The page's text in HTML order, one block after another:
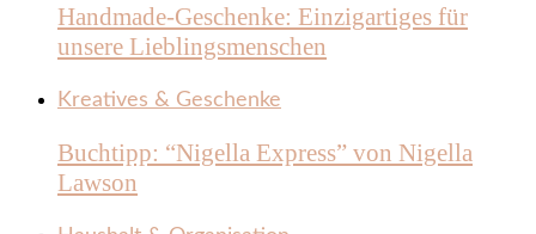
Handmade-Geschenke: Einzigartiges für
unsere Lieblingsmenschen
Kreatives & Geschenke
Buchtipp: “Nigella Express” von Nigella
Lawson